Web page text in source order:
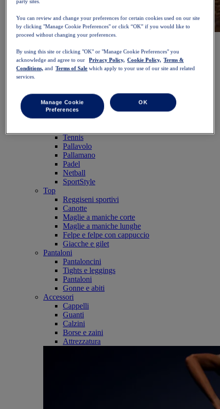
NOVABLAST™ 6Acquista ora
Donna
In evidenza
Nuovi arrivi
Collezione PERFORMANCE LIFE
NOVABLAST™ 6
Scarpe
Running
Tennis
Pallavolo
Pallamano
Padel
Netball
SportStyle
Top
Reggiseni sportivi
Canotte
Maglie a maniche corte
Maglie a maniche lunghe
Felpe e felpe con cappuccio
Giacche e gilet
Pantaloni
Pantaloncini
Tights e leggings
Pantaloni
Gonne e abiti
Accessori
Cappelli
Guanti
Calzini
Borse e zaini
Attrezzatura
party sites.
You can review and change your preferences for certain cookies used on our site
by clicking "Manage Cookie Preferences" or click “OK” if you would like to
proceed without changing your preferences.
By using this site or clicking "OK" or "Manage Cookie Preferences" you
acknowledge and agree to our
Privacy Policy, Cookie Policy, Terms &
Conditions, and Terms of Sale which apply to your use of our site and related
services.
Manage Cookie
Preferences
OK